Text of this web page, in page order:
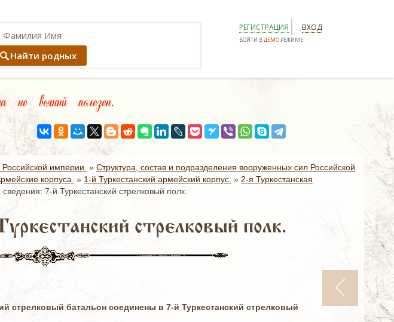
Найти родных
РЕГИСТРАЦИЯ ВХОД
ВОЙТИ ВДЕМО РЕЖИМЕ
всякий полезен.
империи. » Структура, состав и подразделения вооруженных сил Российской
корпуса. » 1-й Туркестанский армейский корпус. » 2-я Туркестанская
7-й Туркестанский стрелковый полк.
стрелковый полк.
стрелковый батальон соединены в 7-й Туркестанский стрелковый